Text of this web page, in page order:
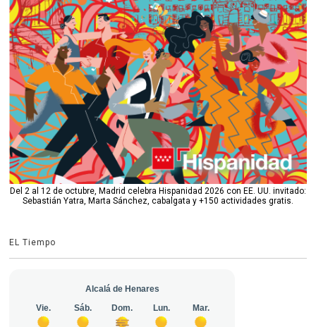
Del 2 al 12 de octubre, Madrid celebra Hispanidad 2026 con EE. UU. invitado:
Sebastián Yatra, Marta Sánchez, cabalgata y +150 actividades gratis.
EL Tiempo